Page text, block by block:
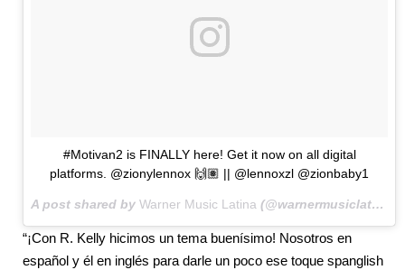
#Motivan2 is FINALLY here! Get it now on all digital
platforms. @zionylennox 🙌🏽 || @lennoxzl @zionbaby1
A post shared by Warner Music Latina (@warnermusiclat) on
“¡Con R. Kelly hicimos un tema buenísimo! Nosotros en
español y él en inglés para darle un poco ese toque spanglish